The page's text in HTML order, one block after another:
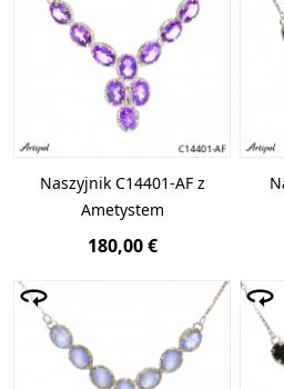
Naszyjnik C14401-AF z
Ametystem
180,00 €